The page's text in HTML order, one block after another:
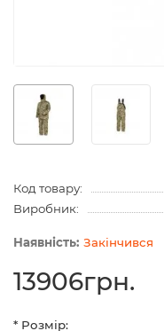
Код товару:
Виробник:
Закінчився
13906грн.
* Розмір: